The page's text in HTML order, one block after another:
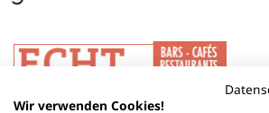
Wir verwenden Cookies!